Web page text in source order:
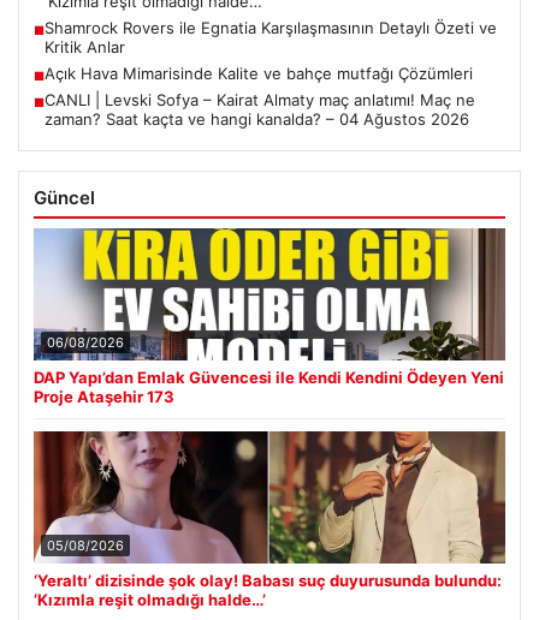
■Shamrock Rovers ile Egnatia Karşılaşmasının Detaylı Özeti ve
Kritik Anlar
■Açık Hava Mimarisinde Kalite ve bahçe mutfağı Çözümleri
■CANLI | Levski Sofya – Kairat Almaty maç anlatımı! Maç ne
zaman? Saat kaçta ve hangi kanalda? – 04 Ağustos 2026
Güncel
06/08/2026
DAP Yapı’dan Emlak Güvencesi ile Kendi Kendini Ödeyen Yeni
Proje Ataşehir 173
05/08/2026
‘Yeraltı’ dizisinde şok olay! Babası suç duyurusunda bulundu:
‘Kızımla reşit olmadığı halde…’